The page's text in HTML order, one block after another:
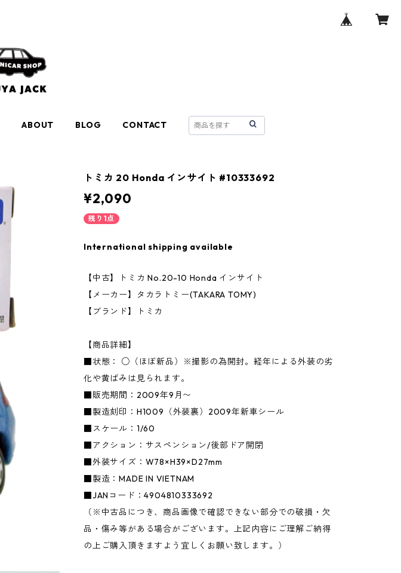
ABOUT BLOG CONTACT
トミカ 20 Honda インサイト #10333692
¥2,090
残り1点
International shipping available
【中古】トミカ No.20-10 Honda インサイト
【メーカー】タカラトミー(TAKARA TOMY)
【ブランド】トミカ
【商品詳細】
■状態： ○（ほぼ新品）※撮影の為開封。経年による外装の劣
化や黄ばみは見られます。
■販売期間：2009年9月〜
■製造刻印：H1009（外装裏）2009年新車シール
■スケール：1/60
■アクション：サスペンション/後部ドア開閉
■外装サイズ：W78×H39×D27mm
■製造：MADE IN VIETNAM
■JANコード：4904810333692
（※中古品につき、商品画像で確認できない部分での破損・欠
品・傷み等がある場合がございます。上記内容にご理解ご納得
の上ご購入頂きますよう宜しくお願い致します。）